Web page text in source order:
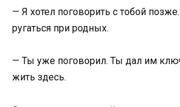
— Я хотел поговорить с тобой
ругаться при родных.
— Ты уже поговорил. Ты дал им
жить здесь.